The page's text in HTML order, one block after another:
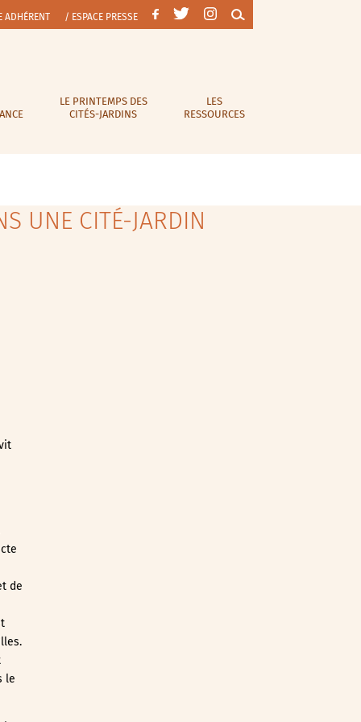
ADHÉRENT / ESPACE PRESSE
LE PRINTEMPS DES
CITÉS-JARDINS
LES
RESSOURCES
UNE CITÉ-JARDIN
de
le